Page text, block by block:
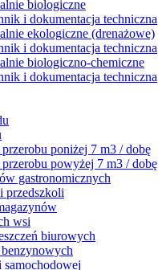
biologiczne
i dokumentacja techniczna
ekologiczne (drenażowe)
i dokumentacja techniczna
biologiczno-chemiczne
i dokumentacja techniczna
poniżej 7 m3 / dobę
powyżej 7 m3 / dobę
gastronomicznych
przedszkoli
wsi
biurowych